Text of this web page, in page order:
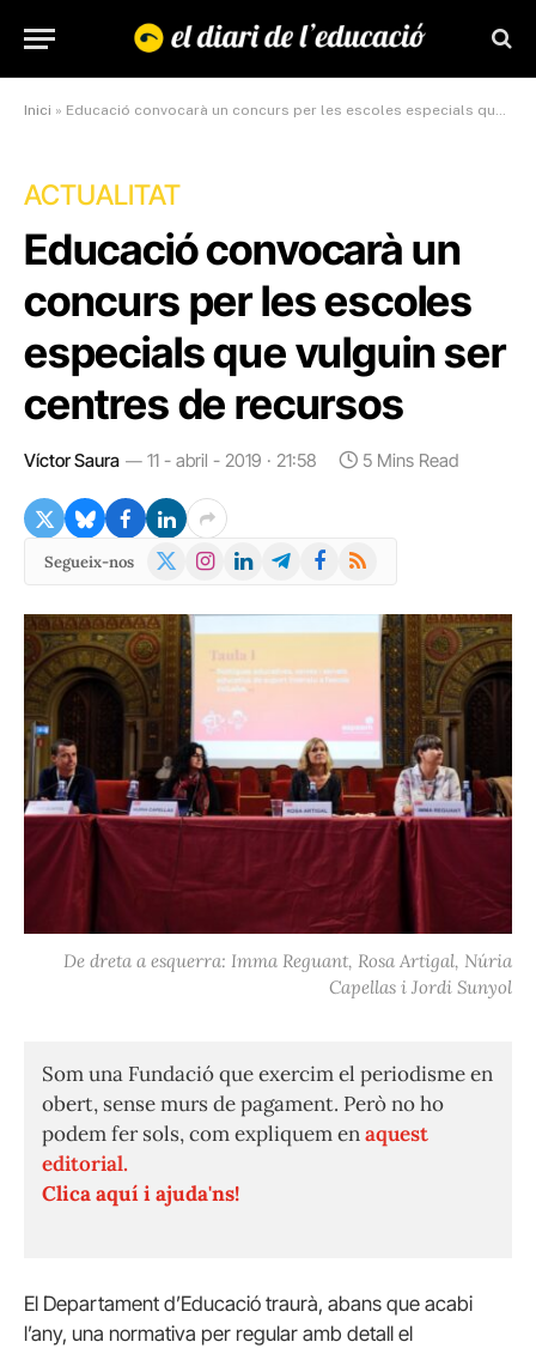
Inici » Educació convocarà un concurs per les escoles especials que vulguin ser centres de recursos
ACTUALITAT
Educació convocarà un
concurs per les escoles
especials que vulguin ser
centres de recursos
Víctor Saura 11 - abril - 2019 · 21:58 5 Mins Read
Segueix-nos
X
Instagram
LinkedInTelegramFacebook
RSS
De dreta a esquerra: Imma Reguant, Rosa Artigal, Núria
Capellas i Jordi Sunyol
Som una Fundació que exercim el periodisme en
obert, sense murs de pagament. Però no ho
podem fer sols, com expliquem enaquest
editorial.
Clica aquí i ajuda'ns!
El Departament d’Educació traurà, abans que acabi
l’any, una normativa per regular amb detall el